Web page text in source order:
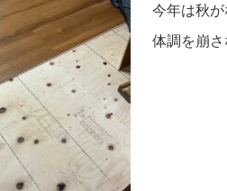
今年は秋
体調を崩さ